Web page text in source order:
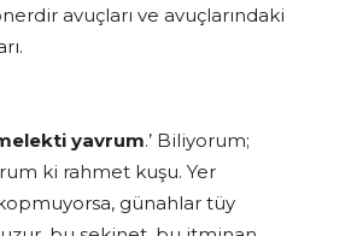
avuçları ve avuçlarındaki
yavrum.’ Biliyorum;
ki rahmet kuşu. Yer
günahlar tüy